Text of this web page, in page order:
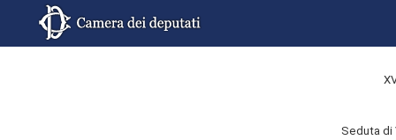
Seduta di